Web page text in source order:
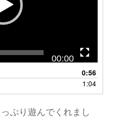
00:00
0:56
1:04
ぷり遊んでくれまし